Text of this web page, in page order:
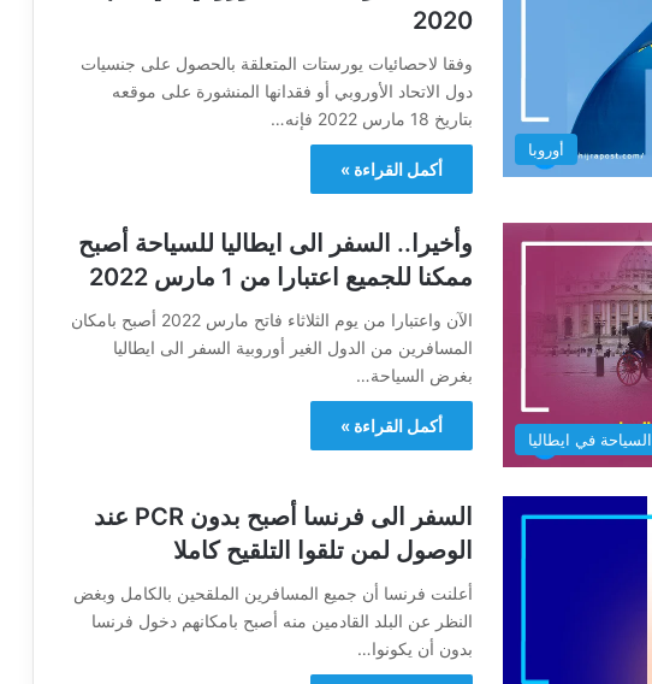
أوروبا
2020
وفقا لاحصائيات يورستات المتعلقة بالحصول على جنسيات
دول الاتحاد الأوروبي أو فقدانها المنشورة على موقعه
بتاريخ 18 مارس 2022 فإنه…
أكمل القراءة »
السياحة في ايطاليا
وأخيرا.. السفر الى ايطاليا للسياحة أصبح
ممكنا للجميع اعتبارا من 1 مارس 2022
الآن واعتبارا من يوم الثلاثاء فاتح مارس 2022 أصبح بامكان
المسافرين من الدول الغير أوروبية السفر الى ايطاليا
بغرض السياحة…
أكمل القراءة »
السفر الى فرنسا أصبح بدون PCR عند
الوصول لمن تلقوا التلقيح كاملا
أعلنت فرنسا أن جميع المسافرين الملقحين بالكامل وبغض
النظر عن البلد القادمين منه أصبح بامكانهم دخول فرنسا
بدون أن يكونوا…